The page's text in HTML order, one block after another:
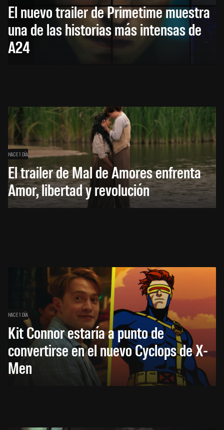
El nuevo trailer de Primetime muestra
una de las historias más intensas de
A24
HACE 1 DÍA
El trailer de Mal de Amores enfrenta
Amor, libertad y revolución
HACE 1 DÍA
Kit Connor estaría a punto de
convertirse en el nuevo Cyclops de X-
Men